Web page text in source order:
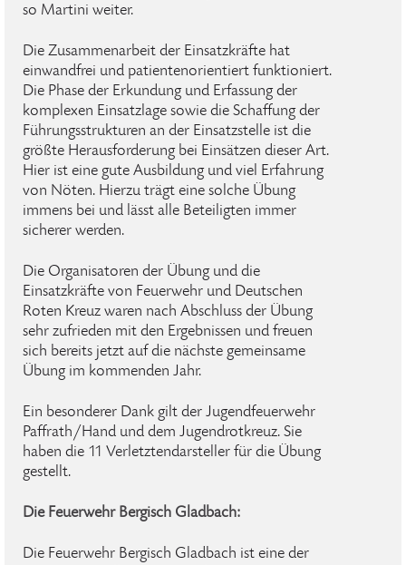
so Martini weiter.
Die Zusammenarbeit der Einsatzkräfte hat
einwandfrei und patientenorientiert funktioniert.
Die Phase der Erkundung und Erfassung der
komplexen Einsatzlage sowie die Schaffung der
Führungsstrukturen an der Einsatzstelle ist die
größte Herausforderung bei Einsätzen dieser Art.
Hier ist eine gute Ausbildung und viel Erfahrung
von Nöten. Hierzu trägt eine solche Übung
immens bei und lässt alle Beteiligten immer
sicherer werden.
Die Organisatoren der Übung und die
Einsatzkräfte von Feuerwehr und Deutschen
Roten Kreuz waren nach Abschluss der Übung
sehr zufrieden mit den Ergebnissen und freuen
sich bereits jetzt auf die nächste gemeinsame
Übung im kommenden Jahr.
Ein besonderer Dank gilt der Jugendfeuerwehr
Paffrath/Hand und dem Jugendrotkreuz. Sie
haben die 11 Verletztendarsteller für die Übung
gestellt.
Die Feuerwehr Bergisch Gladbach:
Die Feuerwehr Bergisch Gladbach ist eine der